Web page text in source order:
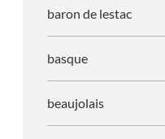
baron de lestac
basque
beaujolais